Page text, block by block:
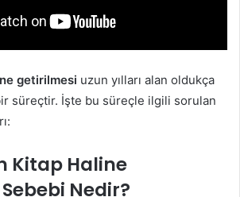
getirilmesi uzun yılları alan oldukça
süreçtir. İşte bu süreçle ilgili sorulan
Kitap Haline
Nedir?